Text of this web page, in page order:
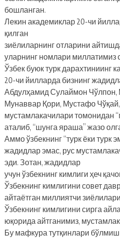
бошланган.
Лекин академиклар 20-чи
қилган
зиёлиларнинг отларини
уларнинг номлари миллатимиз
Ўзбек буюк турк дарахтиниинг
20-чи йилларда бизнинг
Абдулҳамид Сулаймон Чўлпон,
Мунаввар Қори, Мустафо
мустамлакачилари томонидан
аталиб, “шунга яраша” жазо
Аммо ўзбекнинг “турк ёки турк
жадидлар эмас, рус
эди. Зотан, жадидлар
учун ўзбекнинг кимлиги ҳеч
Ўзбекнинг кимлигини совет
айтаётган миллиятчи
Ўзбекнинг кимлигини сирга
юқорида айтганимиз,
Бу мафкура тутқинлари